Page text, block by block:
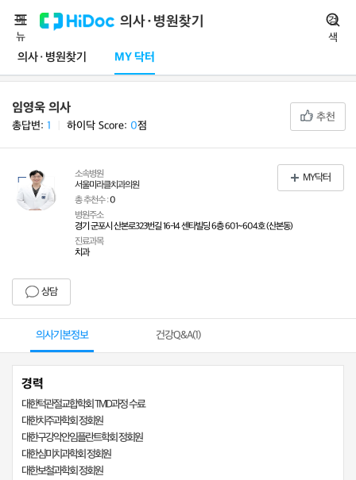
의사·병원찾기
의사·병원찾기 MY 닥터
메
뉴
검
색
임영욱 의사
총답변: 1 하이닥 Score: 0점
추천
소속병원
서울미라클치과의원
총 추천수 :0
병원주소
경기 군포시 산본로323번길 16-14 센타빌딩 6층 601~604호 (산본동)
진료과목
치과
상담
MY닥터
의사기본정보 건강Q&A(1)
경력
대한턱관절교합학회 TMD과정 수료
대한치주과학회 정회원
대한구강악안임플란트학회 정회원
대한심미치과학회 정회원
대한보철과학회 정회원